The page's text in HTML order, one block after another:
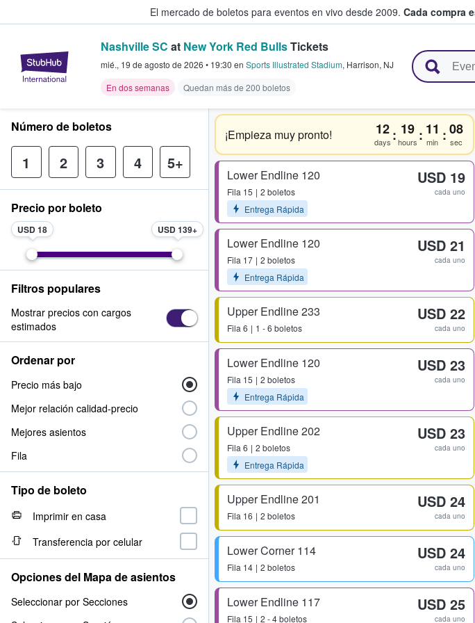
El mercado de boletos para eventos en vivo desde 2009. Cada compra
StubHub: donde los fans compran y venden boletos
Nashville SC at New York Red BullsTickets
mié., 19 de agosto de 2026 • 19:30 en Sports Illustrated Stadium, Harrison, NJ
En dos semanas
Quedan más de 200 boletos
¡Empieza muy pronto! 12
days : 19
hours : 11
min :07
sec
Lower Endline 120
Fila 15
2 boletos
Entrega Rápida
USD 19
cada uno
Lower Endline 120
Fila 17
2 boletos
Entrega Rápida
USD 21
cada uno
Upper Endline 233
Fila 6 1 - 6 boletos
USD 22
cada uno
Lower Endline 120
Fila 15
2 boletos
Entrega Rápida
USD 23
cada uno
Upper Endline 202
Fila 6
2 boletos
Entrega Rápida
USD 23
cada uno
Upper Endline 201
Fila 16 2 boletos
USD 24
cada uno
Lower Corner 114
Fila 14 2 boletos
USD 24
cada uno
Lower Endline 117
Fila 15 2 - 4 boletos
USD 25
cada uno
Número de boletos
1 2 3 4 5+
Precio por boleto
USD 18 USD 139
Filtros populares
Mostrar precios con cargos
estimados
Ordenar por
Precio más bajo
Mejor relación calidad-precio
Mejores asientos
Fila
Tipo de boleto
Imprimir en casa
Transferencia por celular
Opciones del Mapa de asientos
Seleccionar por Secciones